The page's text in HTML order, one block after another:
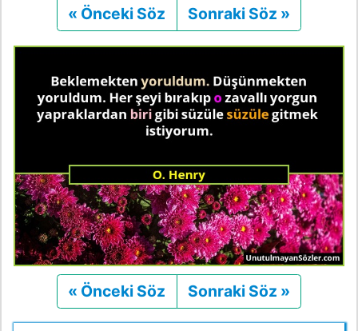
« Önceki Söz Önceki
Sonraki Söz »
« Önceki Söz Önceki
Sonraki Söz »